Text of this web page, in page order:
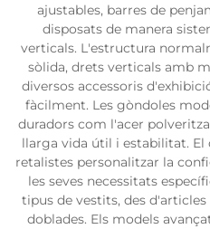
ajustables, barres de
disposats de manera
verticals. L'estructura
sòlida, drets verticals amb
diversos accessoris
fàcilment. Les gòndoles
duradors com l'acer
llarga vida útil i estabilitat.
retalistes personalitzar la
les seves necessitats
tipus de vestits, des
doblades. Els models